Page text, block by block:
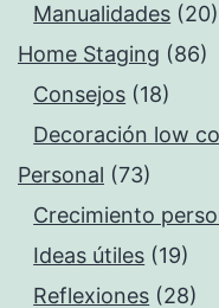
Manualidades (20)
Home Staging (86)
Consejos (18)
Decoración low
Personal (73)
Crecimiento
Ideas útiles (19)
Reflexiones (28)